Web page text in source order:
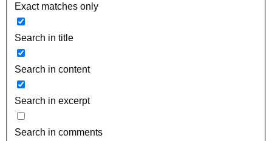
Exact matches only
Search in title
Search in content
Search in excerpt
Search in comments